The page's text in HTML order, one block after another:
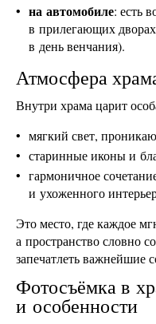
на автомобиле: есть
в прилегающих дворах
в день венчания).
Атмосфера
Внутри храма царит
мягкий свет,
старинные иконы и
гармоничное
и ухоженного
Это место, где каждое
а пространство словно
запечатлеть важнейшие
Фотосъёмка в
и особенности